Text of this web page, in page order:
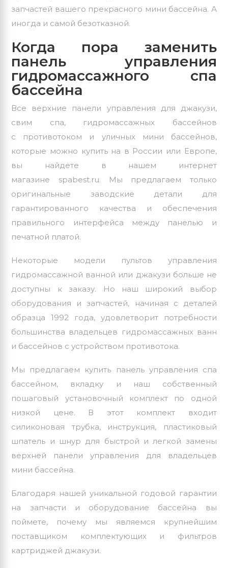
запчастей вашего прекрасного мини бассейна. А
иногда и самой безотказной.
Когда пора заменить
панель управления
гидромассажного спа
бассейна
Все верхние панели управления для джакузи,
свим спа, гидромассажных бассейнов
с противотоком и уличных мини бассейнов,
которые можно купить на в России или Европе,
вы найдете в нашем интернет
магазине spabest.ru. Мы предлагаем только
оригинальные заводские детали для
гарантированного качества и обеспечения
правильного интерфейса между панелью и
печатной платой.
Некоторые модели пультов управления
гидромассажной ванной или джакузи больше не
доступны к заказу. Но наш широкий выбор
оборудования и запчастей, начиная с деталей
образца 1992 года, удовлетворит потребности
большинства владельцев гидромассажных ванн
и бассейнов с устройством противотока.
Мы предлагаем купить панель управления спа
бассейном, вкладку и наш собственный
пошаговый установочный комплект по одной
низкой цене. В этот комплект входит
силиконовая трубка, инструкция, пластиковый
шпатель и шнур для быстрой и легкой замены
верхней панели управления для владельцев
мини бассейна.
Благодаря нашей уникальной годовой гарантии
на запчасти и оборудование бассейна вы
поймете, почему мы являемся крупнейшим
поставщиком комплектующих и фильтров
картриджей джакузи.